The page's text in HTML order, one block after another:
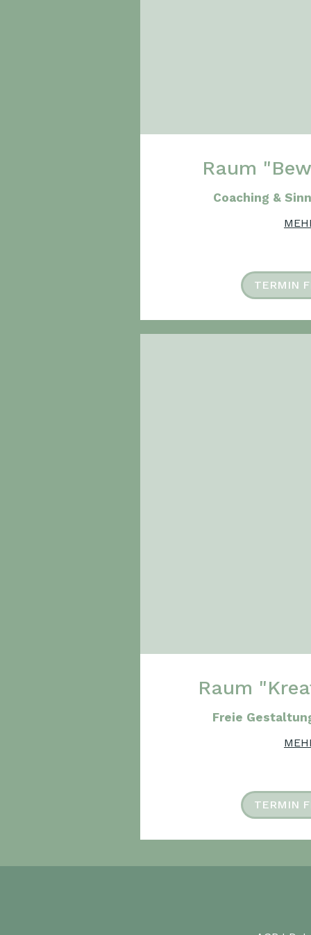
Raum
Coaching &
TERMIN
Raum
Freie
TERMIN